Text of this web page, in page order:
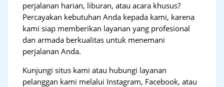
perjalanan harian, liburan, atau acara khusus?
Percayakan kebutuhan Anda kepada kami, karena
kami siap memberikan layanan yang profesional
dan armada berkualitas untuk menemani
perjalanan Anda.
Kunjungi situs kami atau hubungi layanan
pelanggan kami melalui Instagram, Facebook, atau